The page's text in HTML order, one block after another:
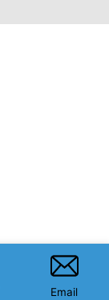
Email